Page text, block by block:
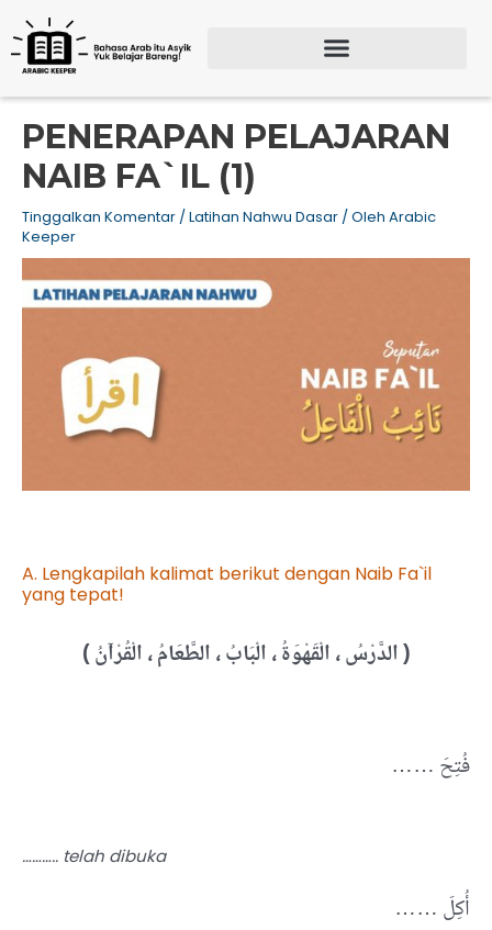
konten
PENERAPAN PELAJARAN
NAIB FA`IL (1)
Tinggalkan Komentar /Latihan Nahwu Dasar / Oleh Arabic
Keeper
A. Lengkapilah kalimat berikut dengan Naib Fa`il
yang tepat!
( الدَّرْسُ)
…… فُتِحَ
……….. telah dibuka
…… أُكِلَ